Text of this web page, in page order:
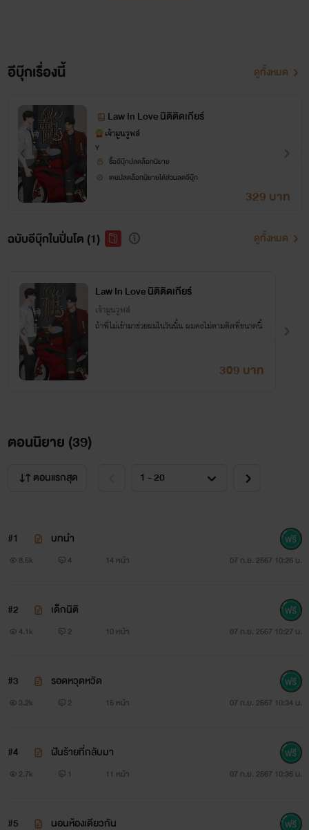
อีบุ๊กเรื่องนี้ ดูทั้งหมด
Law In Love นิติติดเกียร์
เจ้ามูนวูฟล์
Y
ซื้ออีบุ๊กปลดล็อกนิยาย
เคยปลดล็อกนิยายได้ส่วนลดอีบุ๊ก
329 บาท
ฉบับอีบุ๊กในปิ่นโต (1) ดูทั้งหมด
Law In Love นิติติดเกียร์
เจ้ามูนวูฟล์
ถ้าพี่ไม่เข้ามาช่วยผมในวันนั้น ผมคงไม่ตามติดพี่ขนาดนี้
309 บาท
ตอนนิยาย (39)
ตอนแรกสุด
#1 บทนำ
8.5k 4 14 หน้า 07 ก.ย. 2567 10:26 น.
#2 เด็กนิติ
4.1k 2 10 หน้า 07 ก.ย. 2567 10:27 น.
#3 รอดหวุดหวิด
3.2k 2 15 หน้า 07 ก.ย. 2567 10:34 น.
#4 ฝันร้ายที่กลับมา
2.7k 1 11 หน้า 07 ก.ย. 2567 10:36 น.
#5 นอนห้องเดียวกัน